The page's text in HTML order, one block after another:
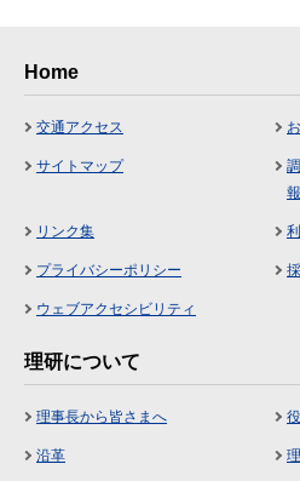
Home
交通アクセス
サイトマップ
報
リンク集
プライバシーポリシー
ウェブアクセシビリティ
理研について
理事長から皆さまへ
沿革